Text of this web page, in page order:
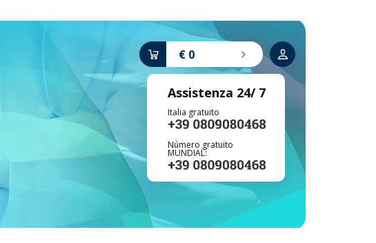
€ 0
Assistenza 24/ 7
Italia gratuito
Número gratuito
MUNDIAL: